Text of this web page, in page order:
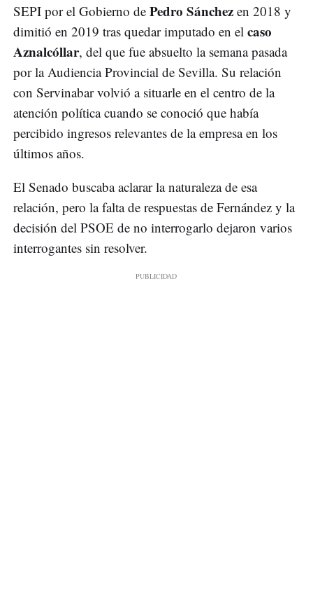
SEPI por el Gobierno de Pedro Sánchez en 2018 y
dimitió en 2019 tras quedar imputado en el caso
Aznalcóllar, del que fue absuelto la semana pasada
por la Audiencia Provincial de Sevilla. Su relación
con Servinabar volvió a situarle en el centro de la
atención política cuando se conoció que había
percibido ingresos relevantes de la empresa en los
últimos años.
El Senado buscaba aclarar la naturaleza de esa
relación, pero la falta de respuestas de Fernández y la
decisión del PSOE de no interrogarlo dejaron varios
interrogantes sin resolver.